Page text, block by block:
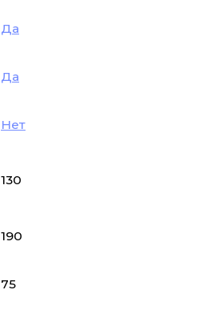
Да
Да
Нет
130
190
75